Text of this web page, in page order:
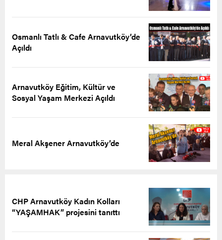
Osmanlı Tatlı & Cafe Arnavutköy’de
Açıldı
Arnavutköy Eğitim, Kültür ve
Sosyal Yaşam Merkezi Açıldı
Meral Akşener Arnavutköy’de
CHP Arnavutköy Kadın Kolları
“YAŞAMHAK” projesini tanıttı